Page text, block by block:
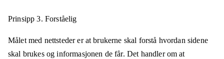
Prinsipp 3. Forståelig
Målet med nettsteder er at brukerne skal forstå hvordan sidene
skal brukes og informasjonen de får. Det handler om at